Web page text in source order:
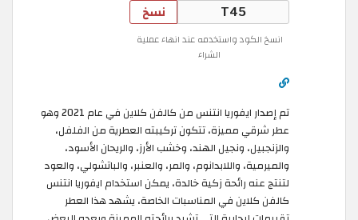
نسخ
انسخ الكود واستخدمه عند انهاء عملية
الشراء
تم إصدار ايفوريا انتنس من كالفن كلاين في عام 2021 وهو
عطر شرقي مميزة، تتكون تركيبته العطرية من الفلفل،
والزنجبيل، ونجيل الهند، وخشب الأرز، والريحان الأسود،
والميرمية، واللابدانوم، والمر، والعنبر، والباتشولي، والعود
لتنتج عنه رائحة زكية خالدة، يمكن استخدام ايفوريا انتنس
كالفن كلاين في المناسبات الخاصة، يشهد هذا العطر